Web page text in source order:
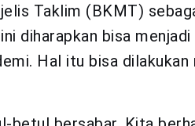
Taklim (BKMT)
diharapkan bisa menjadi
Hal itu bisa dilakukan